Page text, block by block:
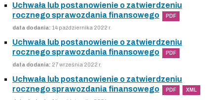
Uchwała lub postanowienie o zatwierdzeniu
rocznego sprawozdania finansowego
PDF
data dodania: 14 października 2022 r.
Uchwała lub postanowienie o zatwierdzeniu
rocznego sprawozdania finansowego
PDF
data dodania: 27 września 2022 r.
Uchwała lub postanowienie o zatwierdzeniu
rocznego sprawozdania finansowego
PDF XML